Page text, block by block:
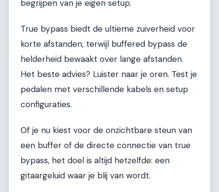
begrijpen van je eigen setup.
True bypass biedt de ultieme zuiverheid voor
korte afstanden, terwijl buffered bypass de
helderheid bewaakt over lange afstanden.
Het beste advies? Luister naar je oren. Test je
pedalen met verschillende kabels en setup
configuraties.
Of je nu kiest voor de onzichtbare steun van
een buffer of de directe connectie van true
bypass, het doel is altijd hetzelfde: een
gitaargeluid waar je blij van wordt.